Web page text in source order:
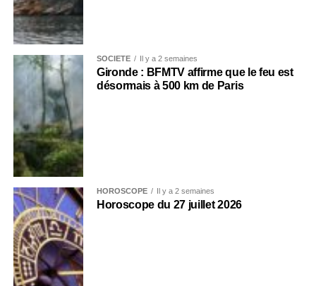
SOCIÉTÉ Il y a 2 semaines
Gironde : BFMTV affirme que le feu est
désormais à 500 km de Paris
HOROSCOPE Il y a 2 semaines
Horoscope du 27 juillet 2026